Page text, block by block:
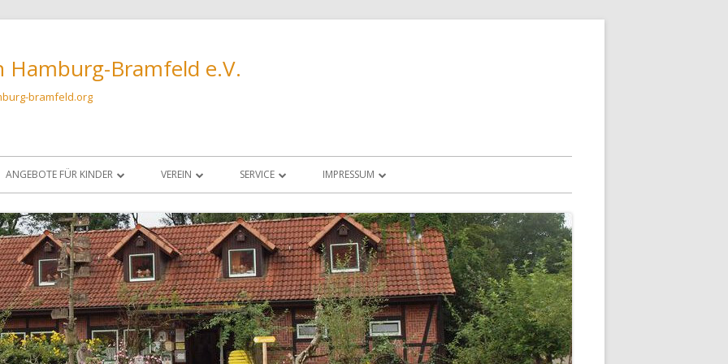
Hamburg-Bramfeld e.V.
bramfeld.org
ANGEBOTE FÜR KINDER
BIENENSTAND
KINDERGRUPPE BIO?-LOGISCH!
VEREIN
AUFNAHMEANTRAG
DATENSCHUTZRICHTLINIE
SATZUNG
CHRONIK IMKERVEREIN HAMBURG-
SERVICE
SCHLEUDERRAUM
IMKERN
VARROAWETTER
FUTTERKRANZPROBEN UND MEHR
IMPRESSUM